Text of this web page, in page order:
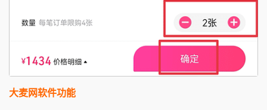
大麦网软件功能